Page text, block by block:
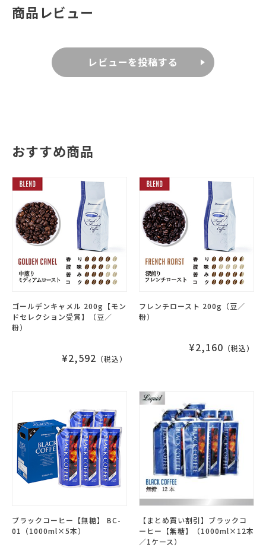
商品レビュー
レビューを投稿する
おすすめ商品
ゴールデンキャメル 200g【モン
ドセレクション受賞】（豆／
粉）
¥2,592 （税込）
フレンチロースト 200g（豆／
粉）
¥2,160 （税込）
ブラックコーヒー【無糖】 BC-
01（1000ml×5本）
【まとめ買い割引】ブラックコ
ーヒー【無糖】（1000ml×12本
／1ケース）